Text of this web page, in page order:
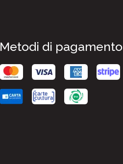
Metodi di pagamento